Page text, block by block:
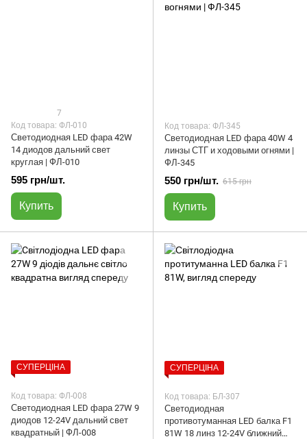
7
Код товара: ФЛ-010
Светодиодная LED фара 42W
14 диодов дальний свет
круглая | ФЛ-010
595 грн/шт.
Купить
Код товара: ФЛ-345
Светодиодная LED фара 40W 4
линзы СТГ и ходовыми огнями |
ФЛ-345
550 грн/шт. 615 грн
Купить
СУПЕРЦІНА
Код товара: ФЛ-008
Светодиодная LED фара 27W 9
диодов 12-24V дальний свет
квадратный | ФЛ-008
СУПЕРЦІНА
Код товара: БЛ-307
Светодиодная
противотуманная LED балка F1
81W 18 линз 12-24V ближний